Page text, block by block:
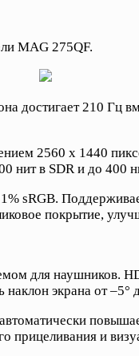
MAG 275QF.
достигает 210
2560 х 1440
в SDR и до 400
sRGB.
покрытие,
для наушников.
экрана от
прицеливания и